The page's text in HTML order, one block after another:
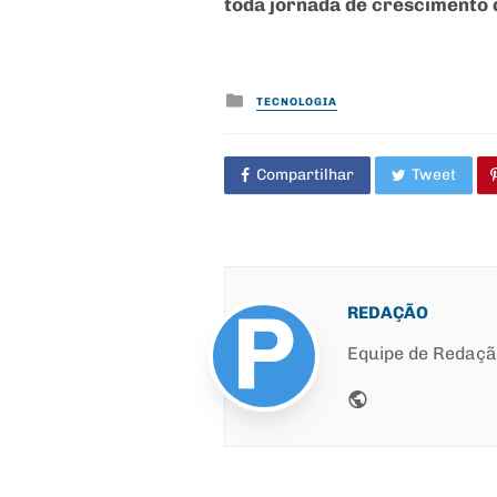
Posted
in
TECNOLOGIA
Compartilhar Tweet
REDAÇÃO
Equipe de